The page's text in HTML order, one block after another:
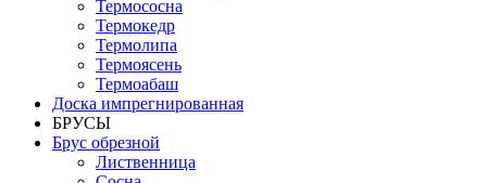
Термососна
Термокедр
Термолипа
Термоясень
Термоабаш
Доска импрегнированная
БРУСЫ
Брус обрезной
Лиственница